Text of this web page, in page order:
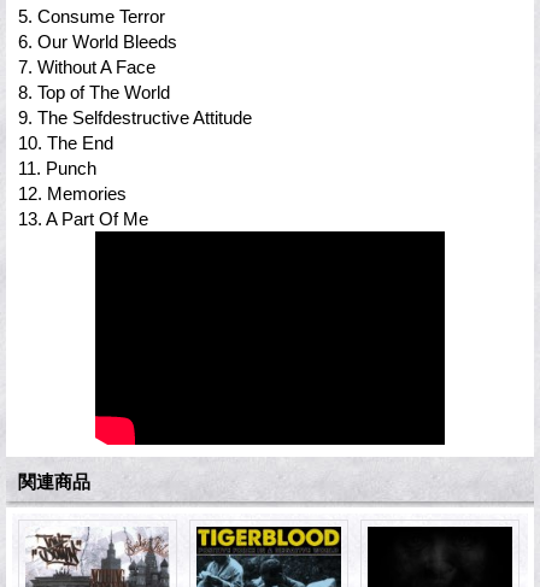
5. Consume Terror
6. Our World Bleeds
7. Without A Face
8. Top of The World
9. The Selfdestructive Attitude
10. The End
11. Punch
12. Memories
13. A Part Of Me
関連商品